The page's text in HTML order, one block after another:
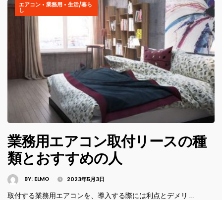
エアコン • 業務用 • 生活/暮ら
し
業務用エアコン取付リースの種
類とおすすめの人
BY: ELMO 2023年5月3日
取付する業務用エアコンを、導入する際には利点とデメリ …